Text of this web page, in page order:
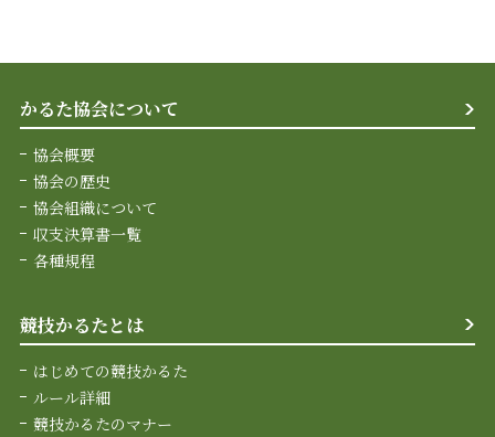
かるた協会について
協会概要
協会の歴史
協会組織について
収支決算書一覧
各種規程
競技かるたとは
はじめての競技かるた
ルール詳細
競技かるたのマナー